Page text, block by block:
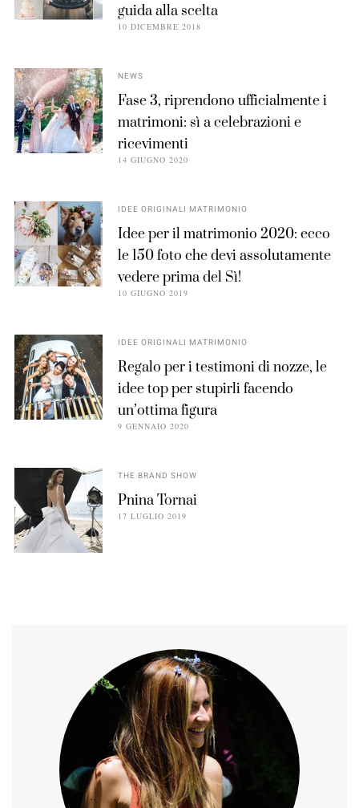
guida alla scelta
10 DICEMBRE 2018
NEWS
Fase 3, riprendono ufficialmente i
matrimoni: sì a celebrazioni e
ricevimenti
14 GIUGNO 2020
IDEE ORIGINALI MATRIMONIO
Idee per il matrimonio 2020: ecco
le 150 foto che devi assolutamente
vedere prima del Sì!
10 GIUGNO 2019
IDEE ORIGINALI MATRIMONIO
Regalo per i testimoni di nozze, le
idee top per stupirli facendo
un’ottima figura
9 GENNAIO 2020
THE BRAND SHOW
Pnina Tornai
17 LUGLIO 2019